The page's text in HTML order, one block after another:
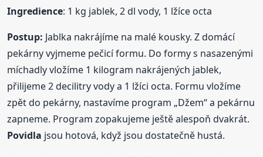
Ingredience: 1 kg jablek, 2 dl vody, 1 lžíce octa
Postup: Jablka nakrájíme na malé kousky. Z domácí
pekárny vyjmeme pečicí formu. Do formy s nasazenými
míchadly vložíme 1 kilogram nakrájených jablek,
přilijeme 2 decilitry vody a 1 lžíci octa. Formu vložíme
zpět do pekárny, nastavíme program „Džem“ a pekárnu
zapneme. Program zopakujeme ještě alespoň dvakrát.
Povidla jsou hotová, když jsou dostatečně hustá.